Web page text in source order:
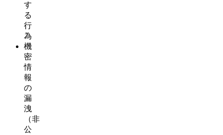
す
る
行
為
機
密
情
報
の
漏
洩
（非
公